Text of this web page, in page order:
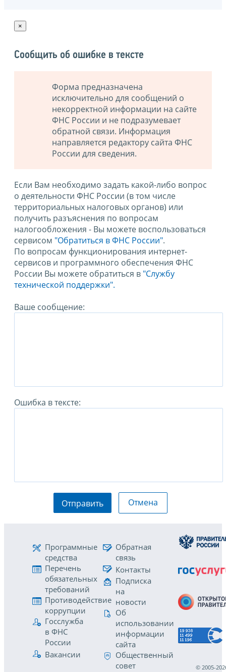
×
Сообщить об ошибке в тексте
Форма предназначена
исключительно для сообщений о
некорректной информации на сайте
ФНС России и не подразумевает
обратной связи. Информация
направляется редактору сайта ФНС
России для сведения.
Если Вам необходимо задать какой-либо вопрос
о деятельности ФНС России (в том числе
территориальных налоговых органов) или
получить разъяснения по вопросам
налогообложения - Вы можете воспользоваться
сервисом "Обратиться в ФНС России".
По вопросам функционирования интернет-
сервисов и программного обеспечения ФНС
России Вы можете обратиться в "Службу
технической поддержки".
Ваше сообщение:
Ошибка в тексте:
Отправить Отмена
Программные
средства
Перечень
обязательных
требований
Противодействие
коррупции
Госслужба
в ФНС
России
Вакансии
Обратная
связь
Контакты
Подписка
на
новости
Об
использовании
информации
сайта
Общественный
совет
© 2005-